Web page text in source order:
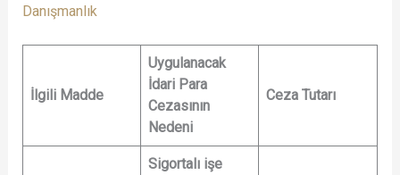
Danışmanlık
İlgili Madde
Uygulanacak
İdari Para
Cezasının
Nedeni
Ceza Tutarı
Sigortalı işe